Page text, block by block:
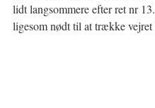
lidt langsommere efter ret nr
ligesom nødt til at trække vejret